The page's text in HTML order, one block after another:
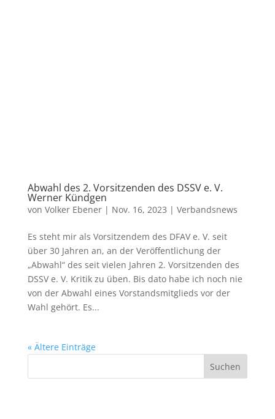
Abwahl des 2. Vorsitzenden des DSSV e. V.
Werner Kündgen
von Volker Ebener| Nov. 16, 2023 | Verbandsnews
Es steht mir als Vorsitzendem des DFAV e. V. seit
über 30 Jahren an, an der Veröffentlichung der
„Abwahl“ des seit vielen Jahren 2. Vorsitzenden des
DSSV e. V. Kritik zu üben. Bis dato habe ich noch nie
von der Abwahl eines Vorstandsmitglieds vor der
Wahl gehört. Es...
« Ältere Einträge
Suchen